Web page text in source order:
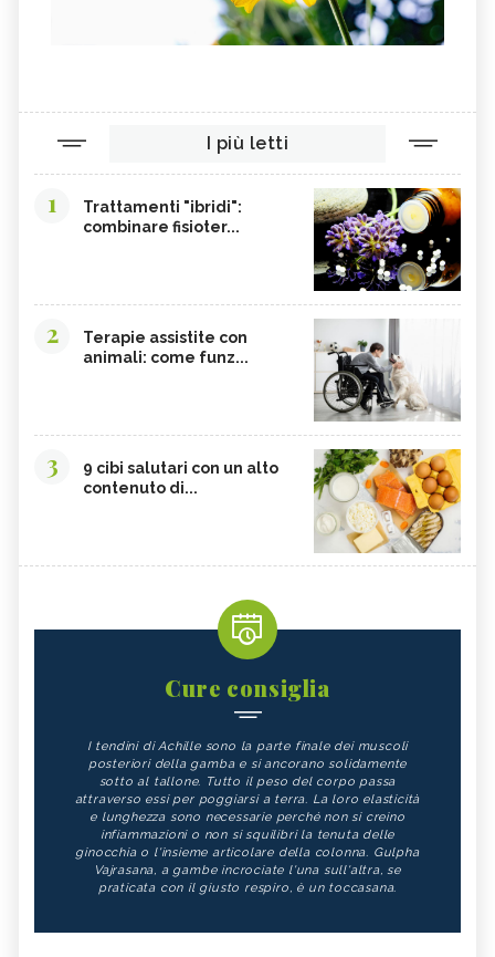
I più letti
1
Trattamenti "ibridi":
combinare fisioter...
2
Terapie assistite con
animali: come funz...
3
9 cibi salutari con un alto
contenuto di...
Cure consiglia
I tendini di Achille sono la parte finale dei muscoli
posteriori della gamba e si ancorano solidamente
sotto al tallone. Tutto il peso del corpo passa
attraverso essi per poggiarsi a terra. La loro elasticità
e lunghezza sono necessarie perché non si creino
infiammazioni o non si squilibri la tenuta delle
ginocchia o l'insieme articolare della colonna. Gulpha
Vajrasana, a gambe incrociate l'una sull'altra, se
praticata con il giusto respiro, è un toccasana.